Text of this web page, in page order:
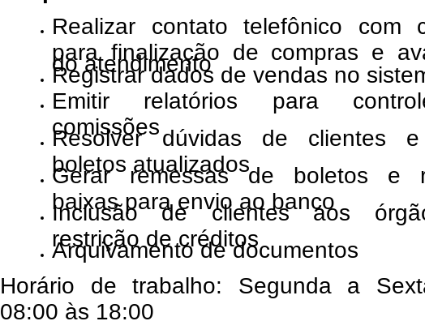
Realizar contato telefônico com
para finalização de compras e
do atendimento
Registrar dados de vendas no
Emitir relatórios para
comissões
Resolver dúvidas de clientes
boletos atualizados
Gerar remessas de boletos e
baixas para envio ao banco
Inclusão de clientes aos
restrição de créditos
Arquivamento de documentos
Horário de trabalho: Segunda a
08:00 às 18:00